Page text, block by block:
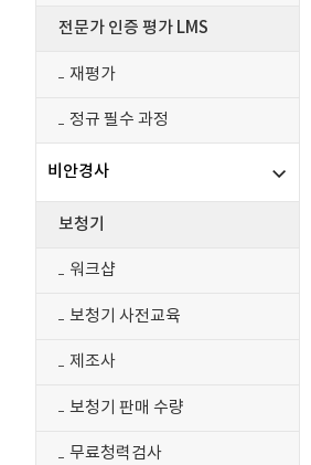
전문가 인증 평가 LMS
재평가
정규 필수 과정
비안경사
보청기
워크샵
보청기 사전교육
제조사
보청기 판매 수량
무료청력검사